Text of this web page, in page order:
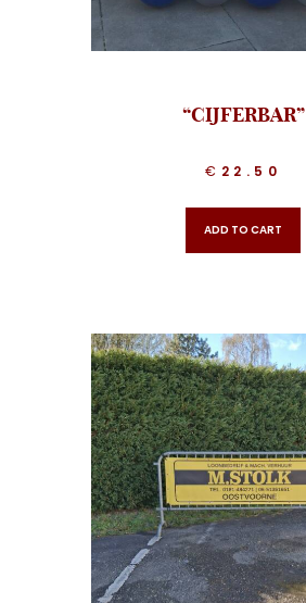
“CIJFERBAR”
€ 22.50
ADD TO CART